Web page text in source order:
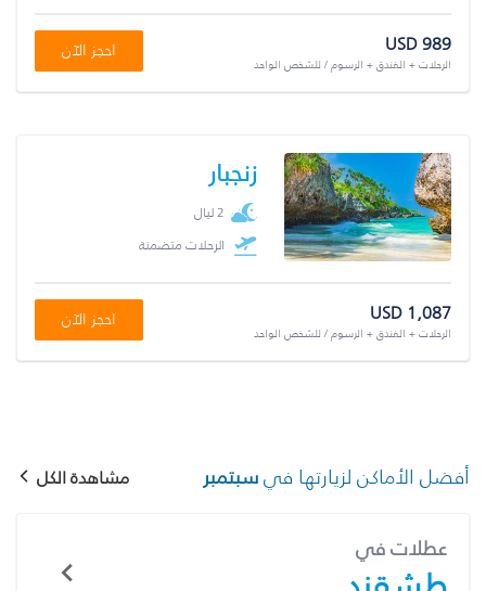
USD 989
الرحلات + الفندق + الرسوم / للشخص الواحد
احجز الآن
زنجبار
2 ليال
الرحلات متضمنة
USD 1,087
الرحلات + الفندق + الرسوم / للشخص الواحد
احجز الآن
أفضل الأماكن لزيارتها فيسبتمبر مشاهدة الكل
عطلات في